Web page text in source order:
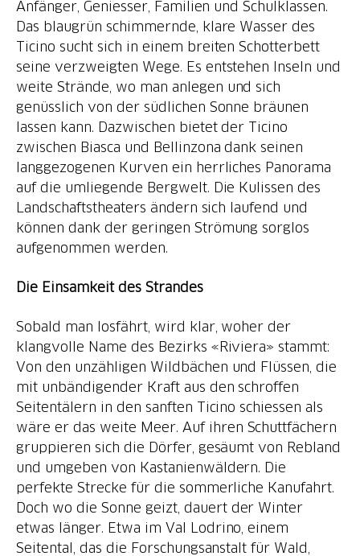
Anfänger, Geniesser, Familien und Schulklassen.
Das blaugrün schimmernde, klare Wasser des
Ticino sucht sich in einem breiten Schotterbett
seine verzweigten Wege. Es entstehen Inseln und
weite Strände, wo man anlegen und sich
genüsslich von der südlichen Sonne bräunen
lassen kann. Dazwischen bietet der Ticino
zwischen Biasca und Bellinzona dank seinen
langgezogenen Kurven ein herrliches Panorama
auf die umliegende Bergwelt. Die Kulissen des
Landschaftstheaters ändern sich laufend und
können dank der geringen Strömung sorglos
aufgenommen werden.
Die Einsamkeit des Strandes
Sobald man losfährt, wird klar, woher der
klangvolle Name des Bezirks «Riviera» stammt:
Von den unzähligen Wildbächen und Flüssen, die
mit unbändigender Kraft aus den schroffen
Seitentälern in den sanften Ticino schiessen als
wäre er das weite Meer. Auf ihren Schuttfächern
gruppieren sich die Dörfer, gesäumt von Rebland
und umgeben von Kastanienwäldern. Die
perfekte Strecke für die sommerliche Kanufahrt.
Doch wo die Sonne geizt, dauert der Winter
etwas länger. Etwa im Val Lodrino, einem
Seitental, das die Forschungsanstalt für Wald,